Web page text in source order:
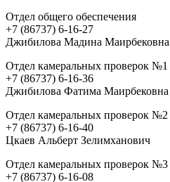
Отдел общего обеспечения
+7 (86737) 6-16-27
Джибилова Мадина Маирбековна
Отдел камеральных проверок №1
+7 (86737) 6-16-36
Джибилова Фатима Маирбековна
Отдел камеральных проверок №2
+7 (86737) 6-16-40
Цкаев Альберт Зелимханович
Отдел камеральных проверок №3
+7 (86737) 6-16-08